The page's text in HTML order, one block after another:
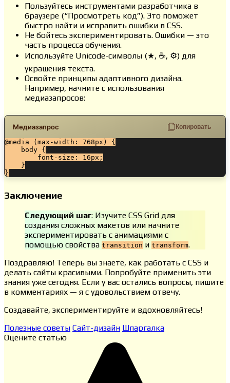
Пользуйтесь инструментами разработчика в
браузере (“Просмотреть код”). Это поможет
быстро найти и исправить ошибки в CSS.
Не бойтесь экспериментировать. Ошибки — это
часть процесса обучения.
Используйте Unicode-символы (★, ☕, ⚙) для
украшения текста.
Освойте принципы адаптивного дизайна.
Например, начните с использования
медиазапросов:
Медиазапрос Копировать
@media (max-width: 768px) {
    body {
        font-size: 16px;
    }
}
Заключение
Следующий шаг: Изучите CSS Grid для
создания сложных макетов или начните
экспериментировать с анимациями с
помощью свойства transition и transform.
Поздравляю! Теперь вы знаете, как работать с CSS и
делать сайты красивыми. Попробуйте применить эти
знания уже сегодня. Если у вас остались вопросы, пишите
в комментариях — я с удовольствием отвечу.
Создавайте, экспериментируйте и вдохновляйтесь!
Полезные советы Сайт-дизайн Шпаргалка
Оцените статью